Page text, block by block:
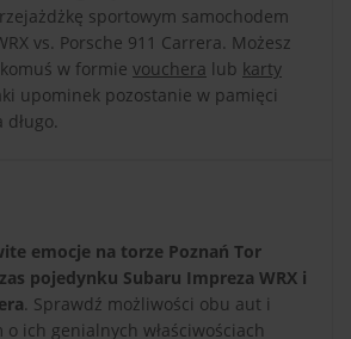
sportowym samochodem
vs. Porsche 911 Carrera. Możesz
w formie vouchera lub karty
upominek pozostanie w pamięci
emocje na torze Poznań Tor
pojedynku Subaru Impreza WRX i
. Sprawdź możliwości obu aut i
ich genialnych właściwościach